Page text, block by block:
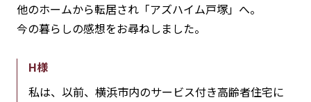
他のホームから転居され「アズハイム戸塚」へ。
今の暮らしの感想をお尋ねしました。
H様
私は、以前、横浜市内のサービス付き高齢者住宅に